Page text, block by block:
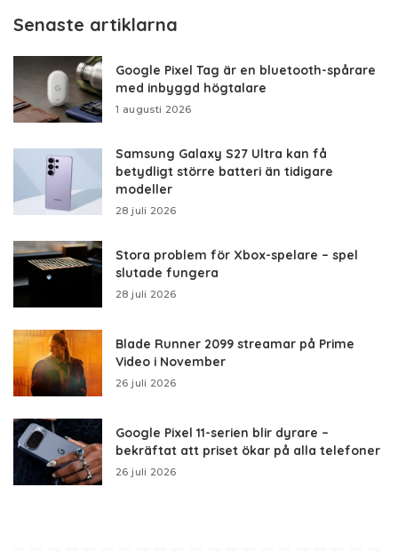
Senaste artiklarna
Google Pixel Tag är en bluetooth-spårare
med inbyggd högtalare
1 augusti 2026
Samsung Galaxy S27 Ultra kan få
betydligt större batteri än tidigare
modeller
28 juli 2026
Stora problem för Xbox-spelare – spel
slutade fungera
28 juli 2026
Blade Runner 2099 streamar på Prime
Video i November
26 juli 2026
Google Pixel 11-serien blir dyrare –
bekräftat att priset ökar på alla telefoner
26 juli 2026